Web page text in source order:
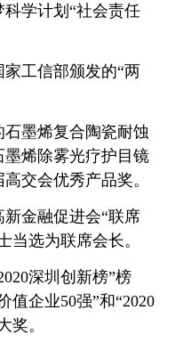
科学计划“社会责任
家工信部颁发的“两
石墨烯复合陶瓷耐蚀
烯除雾光疗护目镜
交会优秀产品奖。
新金融促进会“联席
当选为联席会长。
深圳创新榜”榜
值企业50强”和“2020
奖。